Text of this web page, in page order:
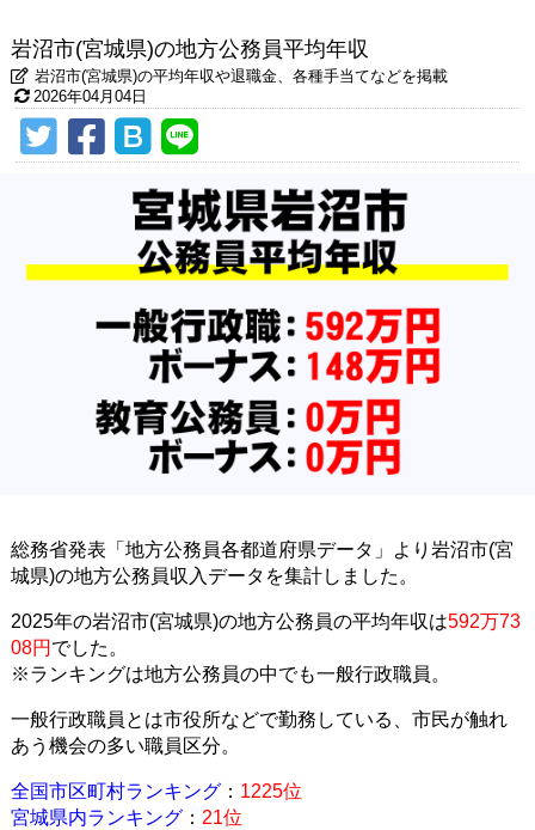
岩沼市(宮城県)の地方公務員平均年収
岩沼市(宮城県)の平均年収や退職金、各種手当てなどを掲載
2026年04月04日
総務省発表「地方公務員各都道府県データ」より岩沼市(宮
城県)の地方公務員収入データを集計しました。
2025年の岩沼市(宮城県)の地方公務員の平均年収は592万73
08円 でした。
※ランキングは地方公務員の中でも一般行政職員。
一般行政職員とは市役所などで勤務している、市民が触れ
あう機会の多い職員区分。
全国市区町村ランキング： 1225位
宮城県内ランキング： 21位